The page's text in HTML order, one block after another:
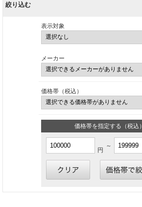
絞り込む
表示対象
メーカー
価格帯（税込）
価格帯を指定する（税込）
円
～